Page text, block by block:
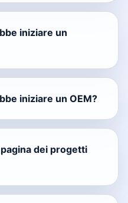
iniziare un
iniziare un OEM?
dei progetti